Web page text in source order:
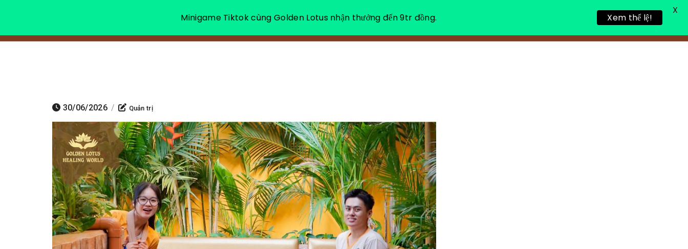
소개
30/06/2026 / Quản trị
Minigame Tiktok cùng Golden Lotus nhận thưởng đến 9tr đồng. Xem thể lệ!
X